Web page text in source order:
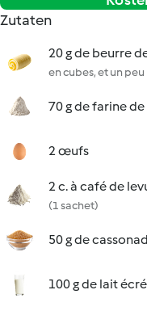
Zutaten
20 g de beurre
en cubes, et un
70 g de farine
2 œufs
2 c. à café de
(1 sachet)
50 g de
100 g de lait